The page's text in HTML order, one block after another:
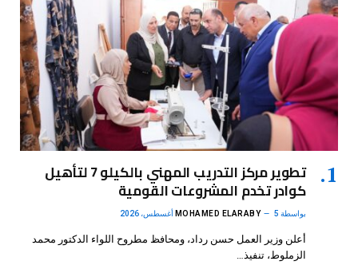
تطوير مركز التدريب المهني بالكيلو 7 لتأهيل
كوادر تخدم المشروعات القومية
بواسطة MOHAMED ELARABY 5 أغسطس، 2026
أعلن وزير العمل حسن رداد، ومحافظ مطروح اللواء الدكتور محمد
الزملوط، تنفيذ…